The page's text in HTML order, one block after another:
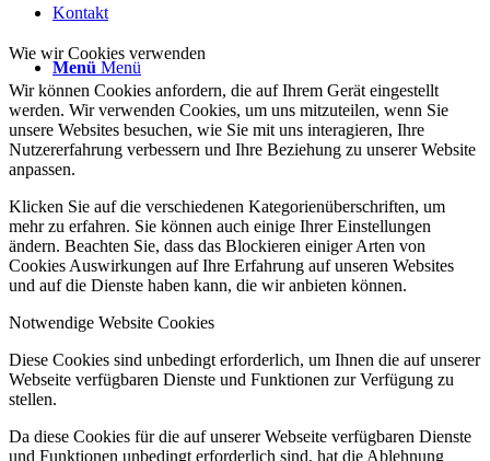
Kontakt
Menü Menü
Wie wir Cookies verwenden
Wir können Cookies anfordern, die auf Ihrem Gerät eingestellt
werden. Wir verwenden Cookies, um uns mitzuteilen, wenn Sie
unsere Websites besuchen, wie Sie mit uns interagieren, Ihre
Nutzererfahrung verbessern und Ihre Beziehung zu unserer Website
anpassen.
Klicken Sie auf die verschiedenen Kategorienüberschriften, um
mehr zu erfahren. Sie können auch einige Ihrer Einstellungen
ändern. Beachten Sie, dass das Blockieren einiger Arten von
Cookies Auswirkungen auf Ihre Erfahrung auf unseren Websites
und auf die Dienste haben kann, die wir anbieten können.
Notwendige Website Cookies
Diese Cookies sind unbedingt erforderlich, um Ihnen die auf unserer
Webseite verfügbaren Dienste und Funktionen zur Verfügung zu
stellen.
Da diese Cookies für die auf unserer Webseite verfügbaren Dienste
und Funktionen unbedingt erforderlich sind, hat die Ablehnung